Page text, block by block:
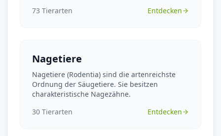
73 Tierarten Entdecken
Nagetiere
Nagetiere (Rodentia) sind die artenreichste
Ordnung der Säugetiere. Sie besitzen
charakteristische Nagezähne.
30 Tierarten Entdecken